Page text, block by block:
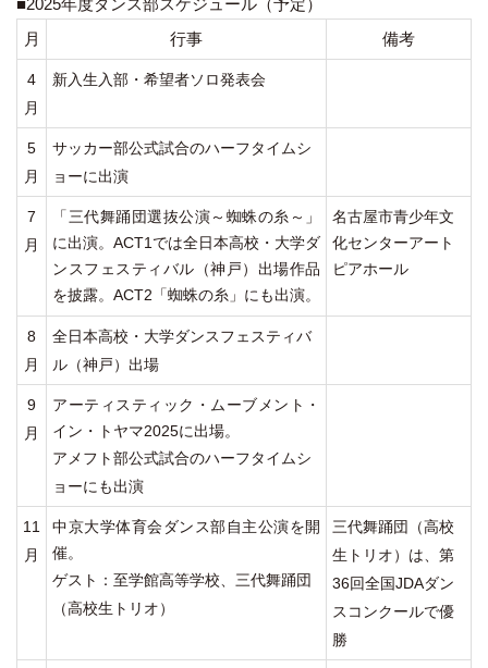
■2025年度ダンス部スケジュール（予定）
月
行事 備考
4
月
新入生入部・希望者ソロ発表会
5
月
サッカー部公式試合のハーフタイムシ
ョーに出演
7
月
「三代舞踊団選抜公演～蜘蛛の糸～」
に出演。ACT1では全日本高校・大学ダ
ンスフェスティバル（神戸）出場作品
を披露。ACT2「蜘蛛の糸」にも出演。
名古屋市青少年文
化センターアート
ピアホール
8
月
全日本高校・大学ダンスフェスティバ
ル（神戸）出場
9
月
アーティスティック・ムーブメント・
イン・トヤマ2025に出場。
アメフト部公式試合のハーフタイムシ
ョーにも出演
11
月
中京大学体育会ダンス部自主公演を開
催。
ゲスト：至学館高等学校、三代舞踊団
（高校生トリオ）
三代舞踊団（高校
生トリオ）は、第
36回全国JDAダン
スコンクールで優
勝